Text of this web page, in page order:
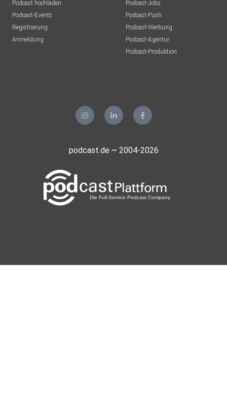
Podcast hochladen
Podcast-Events
Registrierung
Anmeldung
Podcast-Jobs
Podcast-Push
Podcast-Werbung
Podcast-Agentur
Podcast-Produktion
podcast.de ~ 2004-2026